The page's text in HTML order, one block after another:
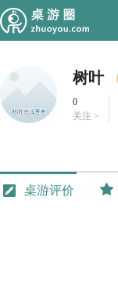
树叶
0
关注 >
桌游评价